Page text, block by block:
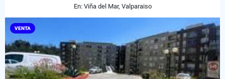
En: Viña del Mar, Valparaiso
VENTA